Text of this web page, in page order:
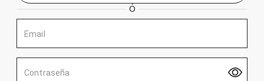
Ó
Email
Contraseña